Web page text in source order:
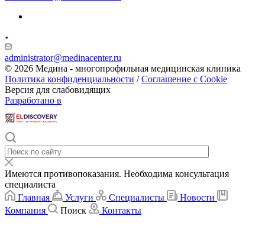
administrator@medinacenter.ru
© 2026 Медина - многопрофильная медицинская клиника
Политика конфиденциальности /Соглашение с Cookie
Версия для слабовидящих
Разработано в
Имеются противопоказания. Необходима консультация
специалиста
Главная
Услуги Специалисты
Новости
Компания
Поиск Контакты